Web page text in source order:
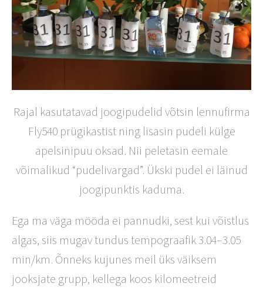
Rajal kasutatavad joogipudelid võtsin lennufirma
Fly540 prügikastist ning lisasin pudeli külge
apelsinipuu oksad. Nii peletasin eemale
võimalikud “pudelivargad”. Ükski pudel ei läinud
joogipunktis kaduma.
Ega ma väga mööda ei pannudki, sest kui võistlus
algas, siis mugav tundus tempograafik 3.04–3.05
min/km. Õnneks kujunes meil üks väiksem
jooksjate grupp, kellega koos kilomeetreid